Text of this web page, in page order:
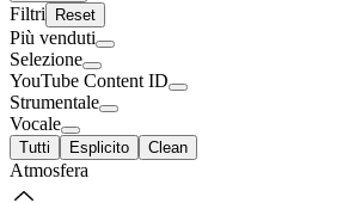
Filtri Reset
Più venduti
Selezione
YouTube Content ID
Strumentale
Vocale
Tutti Esplicito Clean
Atmosfera